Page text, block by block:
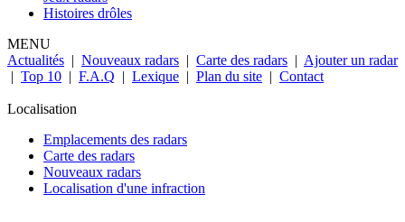
Histoires drôles
MENU
Actualités | Nouveaux radars | Carte des radars | Ajouter un radar
| Top 10 | F.A.Q | Lexique | Plan du site | Contact
Localisation
Emplacements des radars
Carte des radars
Nouveaux radars
Localisation d'une infraction